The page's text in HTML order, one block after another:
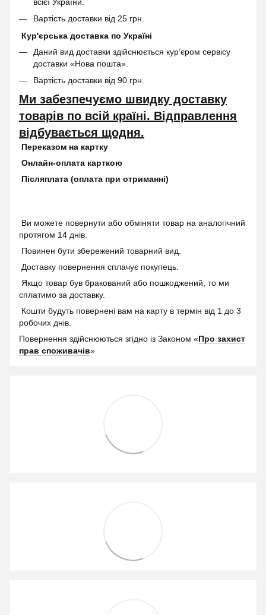
Вартість доставки від 25 грн.
Кур'єрська доставка по Україні
Даний вид доставки здійснюється кур’єром сервісу
доставки «Нова пошта».
Вартість доставки від 90 грн.
Ми забезпечуємо швидку доставку
товарів по всій країні. Відправлення
відбувається щодня.
Переказом на картку
Онлайн-оплата карткою
Післяплата (оплата при отриманні)
Ви можете повернути або обміняти товар на аналогічний
протягом 14 днів.
Повинен бути збережений товарний вид.
Доставку повернення сплачує покупець.
Якщо товар був бракований або пошкоджений, то ми
сплатимо за доставку.
Кошти будуть повернені вам на карту в термін від 1 до 3
робочих днів.
Повернення здійснюються згідно із Законом «Про захист
прав споживачів»